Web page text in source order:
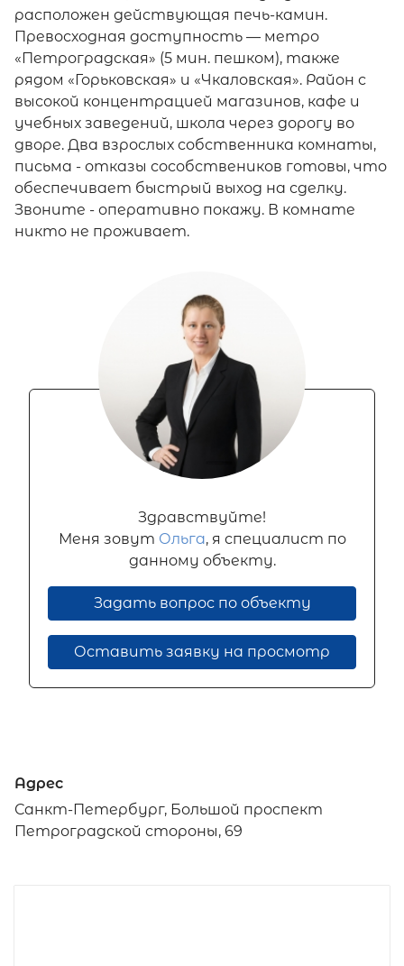
расположен действующая печь-камин.
Превосходная доступность — метро
«Петроградская» (5 мин. пешком), также
рядом «Горьковская» и «Чкаловская». Район с
высокой концентрацией магазинов, кафе и
учебных заведений, школа через дорогу во
дворе. Два взрослых собственника комнаты,
письма - отказы сособствеников готовы, что
обеспечивает быстрый выход на сделку.
Звоните - оперативно покажу. В комнате
никто не проживает.
Здравствуйте!
Меня зовут Ольга, я специалист по
данному объекту.
Задать вопрос по объекту
Оставить заявку на просмотр
Адрес
Санкт-Петербург, Большой проспект
Петроградской стороны, 69